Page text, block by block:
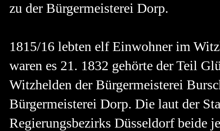
zu der Bürgermeisterei Dorp.
1815/16 lebten elf Einwohner im
waren es 21. 1832 gehörte der Teil
Witzhelden der Bürgermeisterei
Bürgermeisterei Dorp. Die laut der
Regierungsbezirks Düsseldorf beide